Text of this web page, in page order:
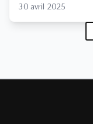
30 avril 2025